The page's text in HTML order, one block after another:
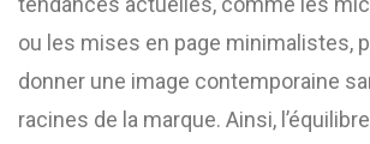
ou les mises en page minimalistes,
donner une image contemporaine
racines de la marque. Ainsi,